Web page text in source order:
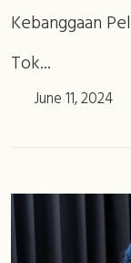
Kebanggaan
Tok...
June 11, 2024